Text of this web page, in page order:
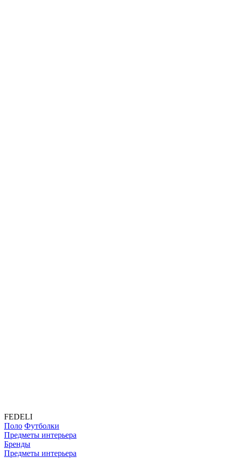
FEDELI
Поло Футболки
Предметы интерьера
Бренды
Предметы интерьера